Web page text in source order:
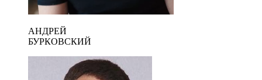
АНДРЕЙ
БУРКОВСКИЙ